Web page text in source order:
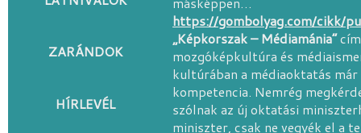
https://gombolyag.com/cikk/
„Képkorszak – Médiamánia”
mozgóképkultúra és
kultúrában a médiaoktatás
kompetencia. Nemrég
szólnak az új oktatási
miniszter, csak ne vegyék el a
ZARÁNDOK
HÍRLEVÉL